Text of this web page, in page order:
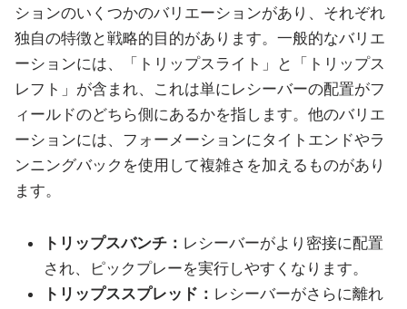
ションのいくつかのバリエーションがあり、それぞれ
独自の特徴と戦略的目的があります。一般的なバリエ
ーションには、「トリップスライト」と「トリップス
レフト」が含まれ、これは単にレシーバーの配置がフ
ィールドのどちら側にあるかを指します。他のバリエ
ーションには、フォーメーションにタイトエンドやラ
ンニングバックを使用して複雑さを加えるものがあり
ます。
トリップスバンチ： レシーバーがより密接に配置
され、ピックプレーを実行しやすくなります。
トリップススプレッド： レシーバーがさらに離れ